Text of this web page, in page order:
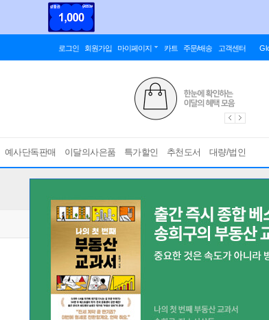
로그인 회원가입 마이페이지 카트 주문/배송 고객센터
예사단독판매 이달의사은품 특가할인 추천도서 대량/법인